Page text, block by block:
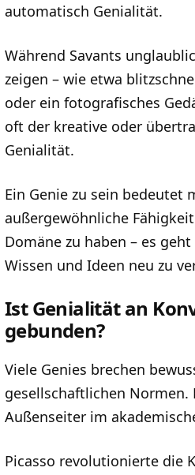
automatisch Genialität.
Während Savants
zeigen – wie etwa
oder ein fotografisches
oft der kreative oder
Genialität.
Ein Genie zu sein bedeutet
außergewöhnliche
Domäne zu haben – es
Wissen und Ideen neu zu
Ist Genialität an
gebunden?
Viele Genies brechen
gesellschaftlichen Normen.
Außenseiter im
Picasso revolutionierte die